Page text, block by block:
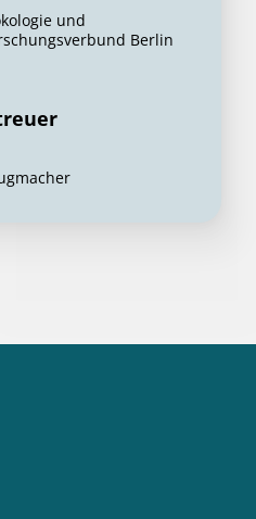
und
Berlin